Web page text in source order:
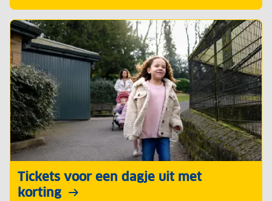
Tickets voor een dagje uit met
korting